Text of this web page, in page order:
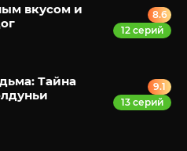
вкусом и
8.6
12 серий
Тайна
9.1
13 серий